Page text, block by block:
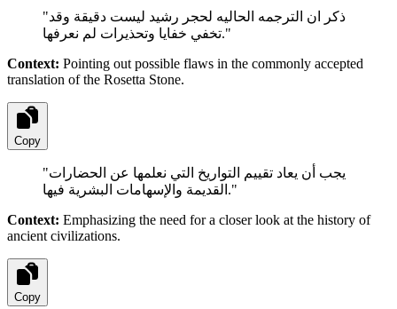
"ذكر ان الترجمه الحاليه لحجر رشيد ليست دقيقة وقد
تخفي خفايا وتحذيرات لم نعرفها."
Context: Pointing out possible flaws in the commonly accepted
translation of the Rosetta Stone.
Copy
"يجب أن يعاد تقييم التواريخ التي نعلمها عن الحضارات
القديمة والإسهامات البشرية فيها."
Context: Emphasizing the need for a closer look at the history of
ancient civilizations.
Copy